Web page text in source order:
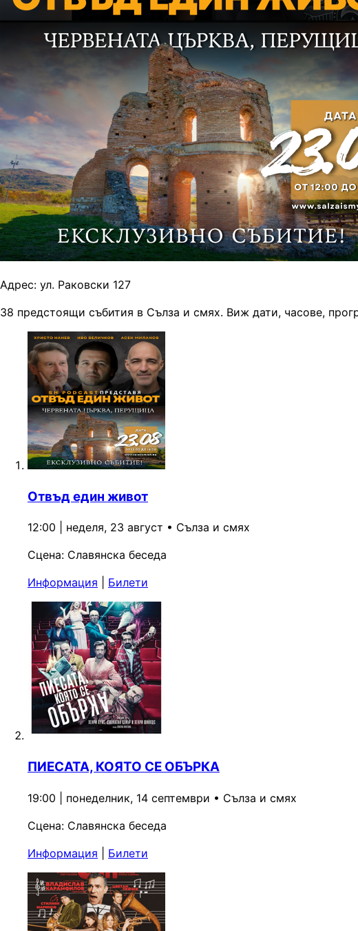
Адрес: ул. Раковски 127
38 предстоящи събития в Сълза и смях. Виж дати, часове,
Отвъд един живот
12:00 | неделя, 23 август • Сълза и смях
Сцена: Славянска беседа
Информация
Билети
ПИЕСАТА, КОЯТО СЕ ОБЪРКА
19:00 | понеделник, 14 септември • Сълза и смях
Сцена: Славянска беседа
Информация
Билети